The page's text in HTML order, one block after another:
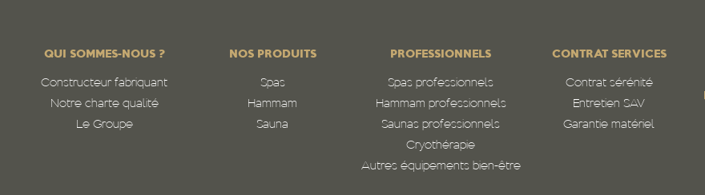
QUI SOMMES-NOUS ?
Constructeur fabriquant
Notre charte qualité
Le Groupe
NOS PRODUITS
Spas
Hammam
Sauna
PROFESSIONNELS
Spas professionnels
Hammam professionnels
Saunas professionnels
Cryothérapie
Autres équipements bien-être
CONTRAT SERVICES
Contrat sérénité
Entretien SAV
Garantie matériel